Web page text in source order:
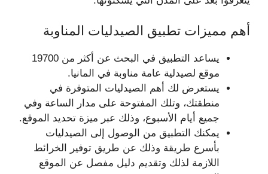
أهم مميزات تطبيق الصيدليات المناوبة
يساعد التطبيق في البحث عن أكثر من 19700
موقع لصيدلية عامة مناوبة في المانيا.
يستعرض لك أهم الصيدليات المتوفرة في
منطقتك، وتلك المفتوحة على مدار الساعة وفي
جميع أيام الأسبوع، وذلك عبر ميزة تحديد الموقع.
يمكنك التطبيق من الوصول إلى الصيدليات
بأسرع طريقة وذلك عن طريق توفير الخرائط
اللازمة لذلك وتقديم دليل مفصل عن الموقع